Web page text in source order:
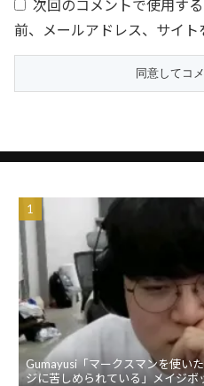
次回のコメントで使用す
前、メールアドレス、サイト
Gumayusi「マークスマンを使い
ジに苦しめられている」メイジボ